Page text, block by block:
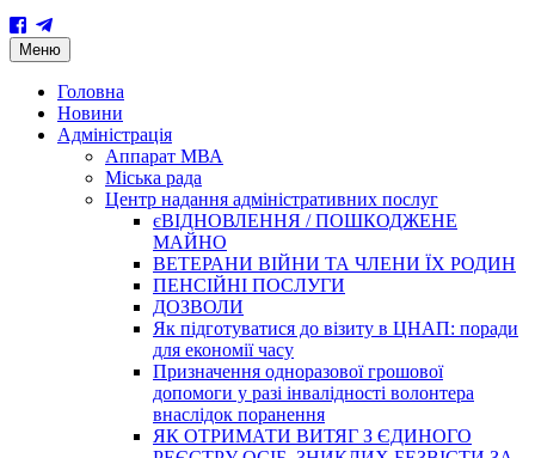
Меню Skip
to
content
Головна
Новини
Адміністрація
Аппарат МВА
Міська рада
Центр надання адміністративних послуг
єВІДНОВЛЕННЯ / ПОШКОДЖЕНЕ
МАЙНО
ВЕТЕРАНИ ВІЙНИ ТА ЧЛЕНИ ЇХ РОДИН
ПЕНСІЙНІ ПОСЛУГИ
ДОЗВОЛИ
Як підготуватися до візиту в ЦНАП: поради
для економії часу
Призначення одноразової грошової
допомоги у разі інвалідності волонтера
внаслідок поранення
ЯК ОТРИМАТИ ВИТЯГ З ЄДИНОГО